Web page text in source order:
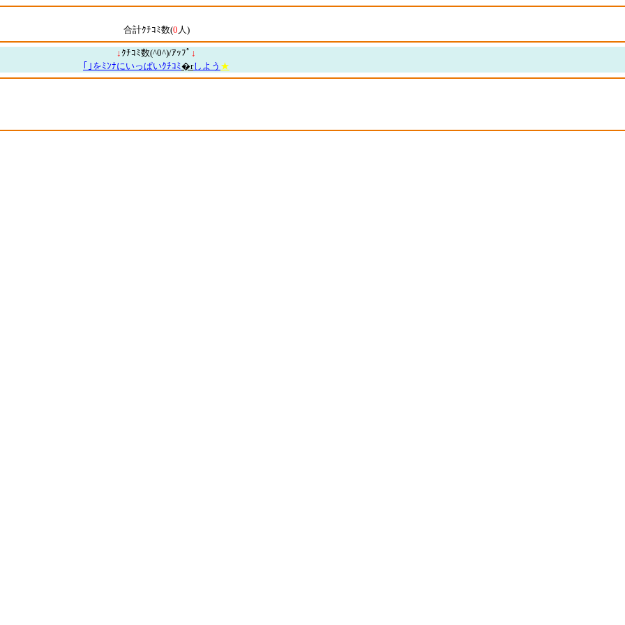
合計ｸﾁｺﾐ数(0 人)
↓ ｸﾁｺﾐ数(^0^)/ｱｯﾌﾟ ↓
｢｣をﾐﾝﾅにいっぱいｸﾁｺﾐ�rしよう ★